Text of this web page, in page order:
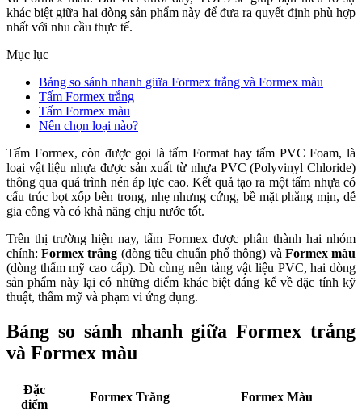
khác biệt giữa hai dòng sản phẩm này để đưa ra quyết định phù hợp
nhất với nhu cầu thực tế.
Mục lục
Bảng so sánh nhanh giữa Formex trắng và Formex màu
Tấm Formex trắng
Tấm Formex màu
Nên chọn loại nào?
Tấm Formex, còn được gọi là tấm Format hay tấm PVC Foam, là
loại vật liệu nhựa được sản xuất từ nhựa PVC (Polyvinyl Chloride)
thông qua quá trình nén áp lực cao. Kết quả tạo ra một tấm nhựa có
cấu trúc bọt xốp bên trong, nhẹ nhưng cứng, bề mặt phẳng mịn, dễ
gia công và có khả năng chịu nước tốt.
Trên thị trường hiện nay, tấm Formex được phân thành hai nhóm
chính:Formex trắng (dòng tiêu chuẩn phổ thông) và Formex màu
(dòng thẩm mỹ cao cấp). Dù cùng nền tảng vật liệu PVC, hai dòng
sản phẩm này lại có những điểm khác biệt đáng kể về đặc tính kỹ
thuật, thẩm mỹ và phạm vi ứng dụng.
Bảng so sánh nhanh giữa Formex trắng
và Formex màu
Đặc
điểm
Formex Trắng
Formex Màu